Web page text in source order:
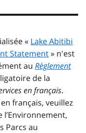
« Lake Abitibi
Statement» n'est
au Règlement
de la
en français.
français, veuillez
Parcs au